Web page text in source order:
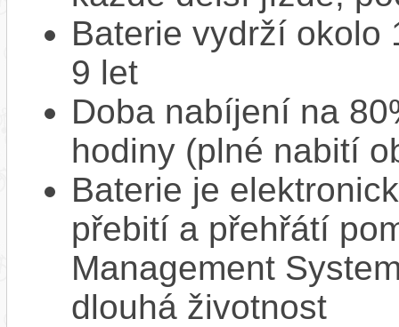
Baterie vydrží okolo
9 let
Doba nabíjení na
hodiny (plné nabití
Baterie je
přebití a přehřátí
Management
dlouhá životnost